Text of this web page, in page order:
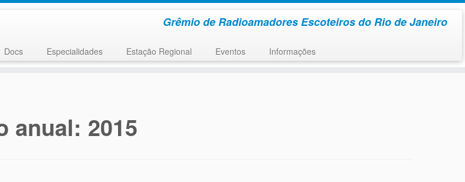
Grêmio de Radioamadores Escoteiros do Rio de Janeiro
Docs Especialidades Estação Regional Eventos Informações
anual: 2015